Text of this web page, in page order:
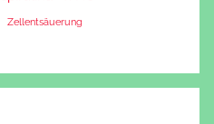
Zellentsäuerung